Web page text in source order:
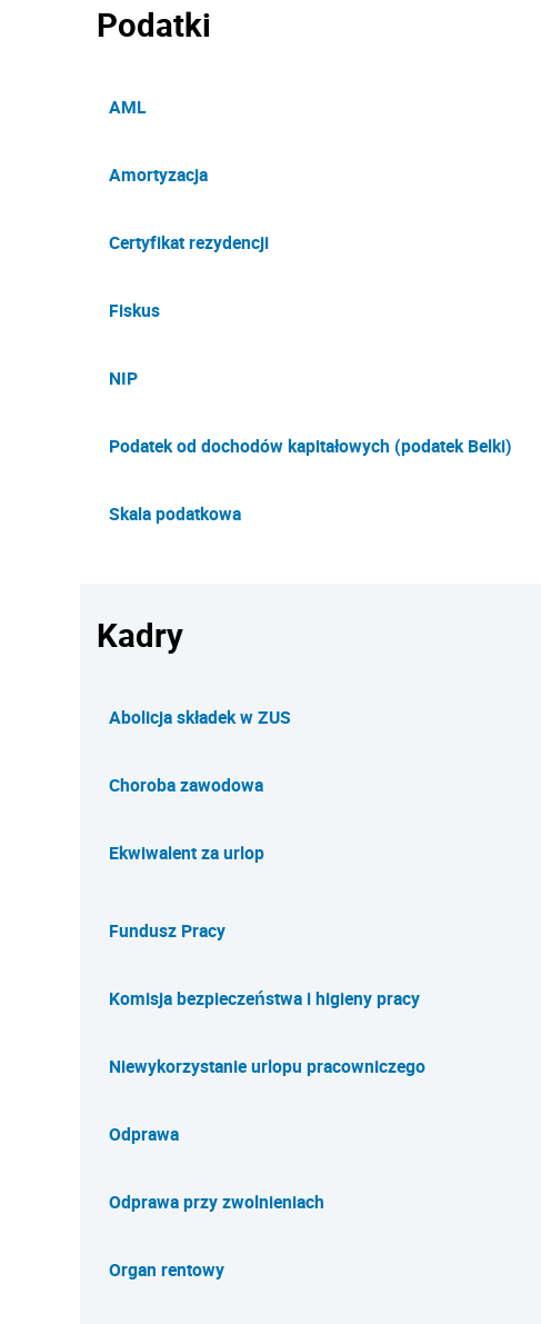
Podatki
AML
Amortyzacja
Certyfikat rezydencji
Fiskus
NIP
Podatek od dochodów kapitałowych (podatek Belki)
Skala podatkowa
Kadry
Abolicja składek w ZUS
Choroba zawodowa
Ekwiwalent za urlop
Fundusz Pracy
Komisja bezpieczeństwa i higieny pracy
Niewykorzystanie urlopu pracowniczego
Odprawa
Odprawa przy zwolnieniach
Organ rentowy